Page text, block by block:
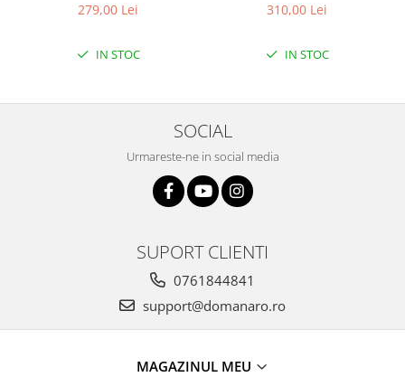
279,00 Lei
IN STOC
310,00 Lei
IN STOC
SOCIAL
Urmareste-ne in social media
SUPORT CLIENTI
0761844841
support@domanaro.ro
MAGAZINUL MEU